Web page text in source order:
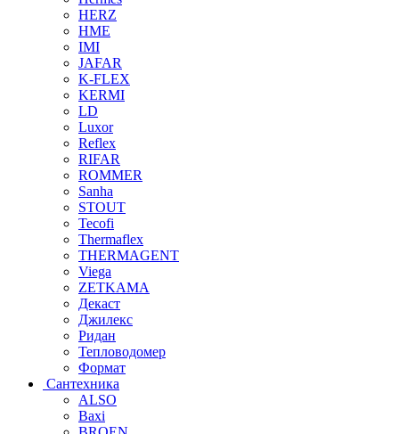
HERZ
HME
IMI
JAFAR
K-FLEX
KERMI
LD
Luxor
Reflex
RIFAR
ROMMER
Sanha
STOUT
Tecofi
Thermaflex
THERMAGENT
Viega
ZETKAMA
Декаст
Джилекс
Ридан
Тепловодомер
Формат
Сантехника
ALSO
Baxi